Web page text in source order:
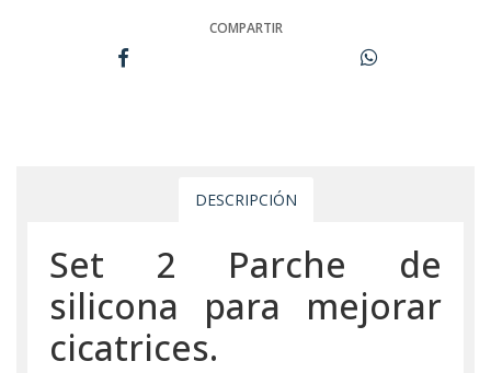
COMPARTIR
DESCRIPCIÓN
Set 2 Parche de
silicona para mejorar
cicatrices.